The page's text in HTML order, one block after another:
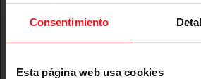
Consentimiento
Esta página web usa cookies